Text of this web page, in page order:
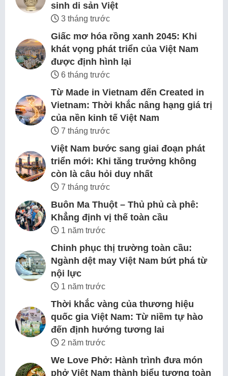
sinh di sản Việt
3 tháng trước
Giấc mơ hóa rồng xanh 2045: Khi
khát vọng phát triển của Việt Nam
được định hình lại
6 tháng trước
Từ Made in Vietnam đến Created in
Vietnam: Thời khắc nâng hạng giá trị
của nền kinh tế Việt Nam
7 tháng trước
Việt Nam bước sang giai đoạn phát
triển mới: Khi tăng trưởng không
còn là câu hỏi duy nhất
7 tháng trước
Buôn Ma Thuột – Thủ phủ cà phê:
Khẳng định vị thế toàn cầu
1 năm trước
Chinh phục thị trường toàn cầu:
Ngành dệt may Việt Nam bứt phá từ
nội lực
1 năm trước
Thời khắc vàng của thương hiệu
quốc gia Việt Nam: Từ niềm tự hào
đến định hướng tương lai
2 năm trước
We Love Phở: Hành trình đưa món
phở Việt Nam thành biểu tượng toàn